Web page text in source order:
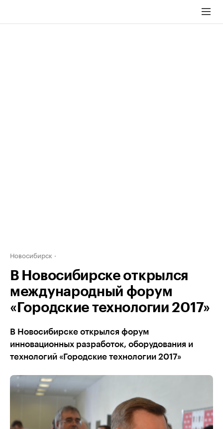
Новосибирск
В Новосибирске открылся
международный форум
«Городские технологии 2017»
В Новосибирске открылся форум
инновационных разработок, оборудования и
технологий «Городские технологии 2017»